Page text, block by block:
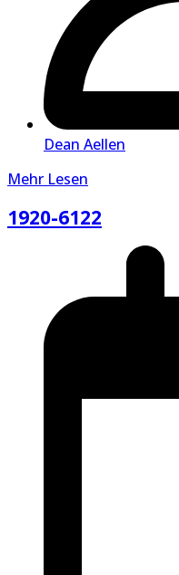
Dean Aellen
Mehr Lesen
1920-6122